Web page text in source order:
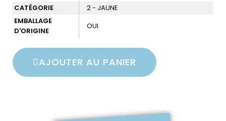
CATÉGORIE
2 - JAUNE
EMBALLAGE
D'ORIGINE
OUI
AJOUTER AU PANIER